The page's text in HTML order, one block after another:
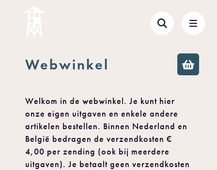
Webwinkel
Welkom in de webwinkel. Je kunt hier
onze eigen uitgaven en enkele andere
artikelen bestellen. Binnen Nederland en
België bedragen de verzendkosten €
4,00 per zending (ook bij meerdere
uitgaven). Je betaalt geen verzendkosten